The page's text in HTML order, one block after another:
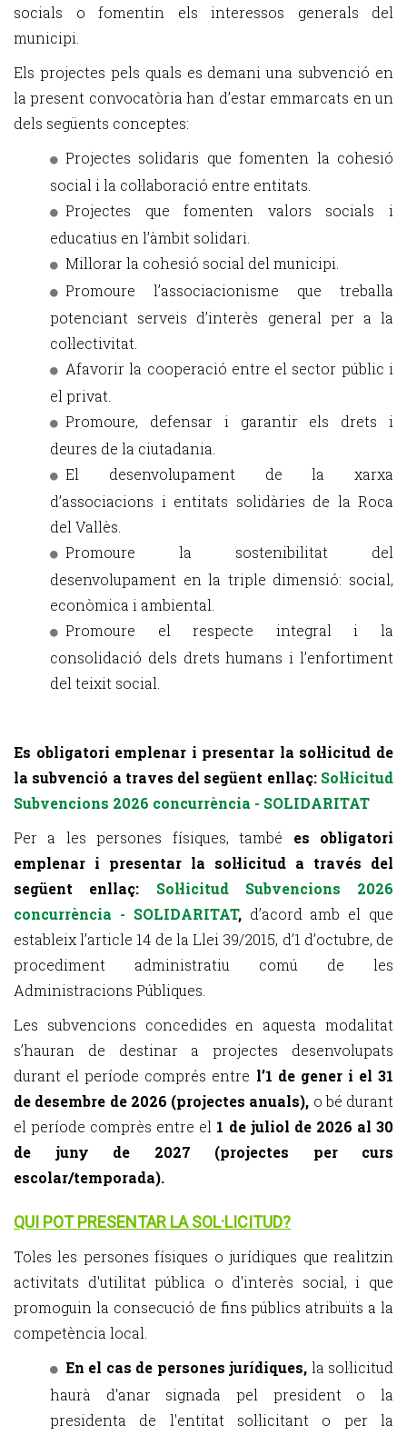
socials o fomentin els interessos generals del
municipi.
Els projectes pels quals es demani una subvenció en
la present convocatòria han d’estar emmarcats en un
dels següents conceptes:
Projectes solidaris que fomenten la cohesió
social i la col·laboració entre entitats.
Projectes que fomenten valors socials i
educatius en l’àmbit solidari.
Millorar la cohesió social del municipi.
Promoure l’associacionisme que treballa
potenciant serveis d’interès general per a la
col·lectivitat.
Afavorir la cooperació entre el sector públic i
el privat.
Promoure, defensar i garantir els drets i
deures de la ciutadania.
El desenvolupament de la xarxa
d’associacions i entitats solidàries de la Roca
del Vallès.
Promoure la sostenibilitat del
desenvolupament en la triple dimensió: social,
econòmica i ambiental.
Promoure el respecte integral i la
consolidació dels drets humans i l’enfortiment
del teixit social.
Es obligatori emplenar i presentar la sol·licitud de
la subvenció a traves del següent enllaç: Sol·licitud
Subvencions 2026 concurrència - SOLIDARITAT
Per a les persones físiques, també es obligatori
emplenar i presentar la sol·licitud a través del
següent enllaç: Sol·licitud Subvencions 2026
concurrència - SOLIDARITAT, d’acord amb el que
estableix l’article 14 de la Llei 39/2015, d’1 d’octubre, de
procediment administratiu comú de les
Administracions Públiques.
Les subvencions concedides en aquesta modalitat
s’hauran de destinar a projectes desenvolupats
durant el període comprés entre l’1 de gener i el 31
de desembre de 2026 (projectes anuals), o bé durant
el període comprès entre el 1 de juliol de 2026 al 30
de juny de 2027 (projectes per curs
escolar/temporada).
QUI POT PRESENTAR LA SOL·LICITUD?
Toles les persones físiques o jurídiques que realitzin
activitats d'utilitat pública o d'interès social, i que
promoguin la consecució de fins públics atribuïts a la
competència local.
En el cas de persones jurídiques, la sol·licitud
haurà d'anar signada pel president o la
presidenta de l'entitat sol·licitant o per la